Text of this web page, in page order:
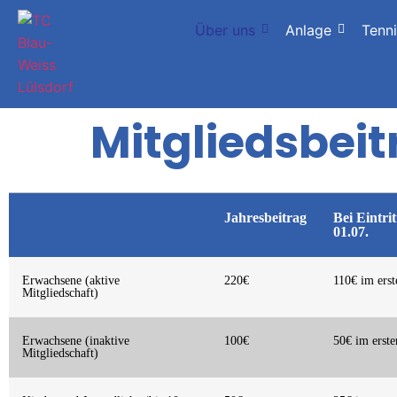
Über uns Anlage
Jahresbeitrag
Bei
01.07.
Erwachsene (aktive
Mitgliedschaft)
220€ 110€ im
Erwachsene (inaktive
Mitgliedschaft)
100€ 50€ im